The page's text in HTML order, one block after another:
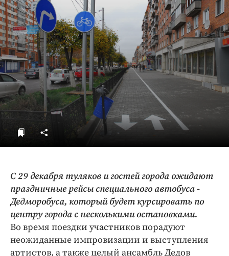
ДоброЦентр
Голодный шпион
С 29 декабря туляков и гостей города ожидают
праздничные рейсы специального автобуса -
Дедморобуса, который будет курсировать по
центру города с несколькими остановками.
Во время поездки участников порадуют
неожиданные импровизации и выступления
артистов, а также целый ансамбль Дедов